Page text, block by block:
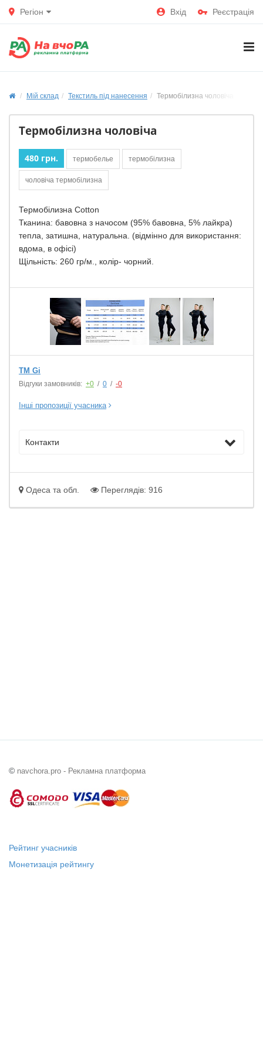
Регіон Вхід Реєстрація
Мій склад Текстиль під нанесення Термобілизна чоловіча
Термобілизна чоловіча
480 грн. термобелье термобілизна
чоловіча термобілизна
Термобілизна Cotton
Тканина: бавовна з начосом (95% бавовна, 5% лайкра)
тепла, затишна, натуральна. (відмінно для використання:
вдома, в офісі)
Щільність: 260 гр/м., колір- чорний.
TM Gi
Відгуки замовників: +0 / 0 / -0
Інші пропозиції учасника
Контакти
Одеса та обл. Переглядів: 916
© navchora.pro - Рекламна платформа
Рейтинг учасників
Монетизація рейтингу